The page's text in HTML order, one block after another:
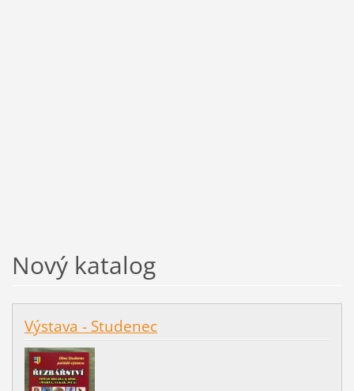
Nový katalog
Výstava - Studenec